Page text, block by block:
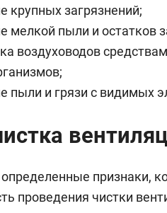
крупных загрязнений;
мелкой пыли и остатков
воздуховодов
пыли и грязи с видимых
признаки,
проведения чистки